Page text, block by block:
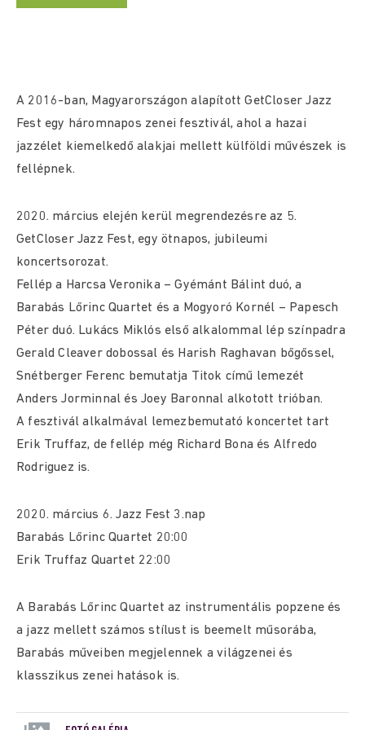
A 2016-ban, Magyarországon alapított GetCloser Jazz
Fest egy háromnapos zenei fesztivál, ahol a hazai
jazzélet kiemelkedő alakjai mellett külföldi művészek is
fellépnek.
2020. március elején kerül megrendezésre az 5.
GetCloser Jazz Fest, egy ötnapos, jubileumi
koncertsorozat.
Fellép a Harcsa Veronika – Gyémánt Bálint duó, a
Barabás Lőrinc Quartet és a Mogyoró Kornél – Papesch
Péter duó. Lukács Miklós első alkalommal lép színpadra
Gerald Cleaver dobossal és Harish Raghavan bőgőssel,
Snétberger Ferenc bemutatja Titok című lemezét
Anders Jorminnal és Joey Baronnal alkotott trióban.
A fesztivál alkalmával lemezbemutató koncertet tart
Erik Truffaz, de fellép még Richard Bona és Alfredo
Rodriguez is.
2020. március 6. Jazz Fest 3.nap
Barabás Lőrinc Quartet 20:00
Erik Truffaz Quartet 22:00
A Barabás Lőrinc Quartet az instrumentális popzene és
a jazz mellett számos stílust is beemelt műsorába,
Barabás műveiben megjelennek a világzenei és
klasszikus zenei hatások is.